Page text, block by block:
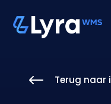
# Terug naar